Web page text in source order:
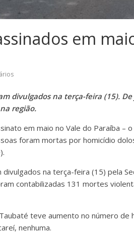
em
divulgados na terça-feira (15).
região.
em maio no Vale do Paraíba –
foram mortas por homicídio
na terça-feira (15) pela
contabilizadas 131 mortes
teve aumento no número de
nenhuma.